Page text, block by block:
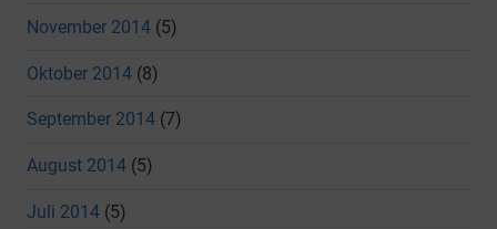
November 2014 (5)
Oktober 2014 (8)
September 2014 (7)
August 2014 (5)
Juli 2014 (5)